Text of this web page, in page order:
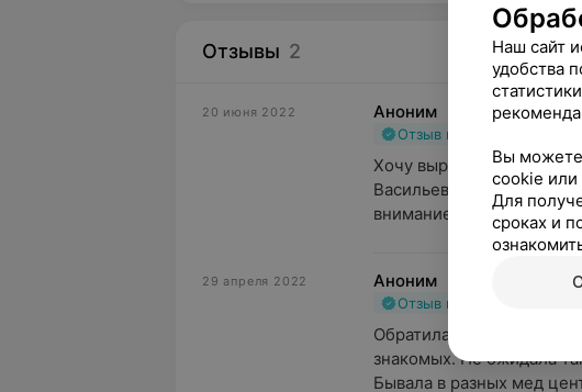
Отзывы 2
20 июня 2022 Аноним
Отзыв подтвержден
Хочу выразить
Васильевне за высокий
внимание. Успехов Вам в
29 апреля 2022 Аноним
Отзыв подтвержден
Обратилась в
знакомых. Не ожидала
Бывала в разных мед
Наш сайт
удобства
Вы можете
cookie или
Для
сроках и